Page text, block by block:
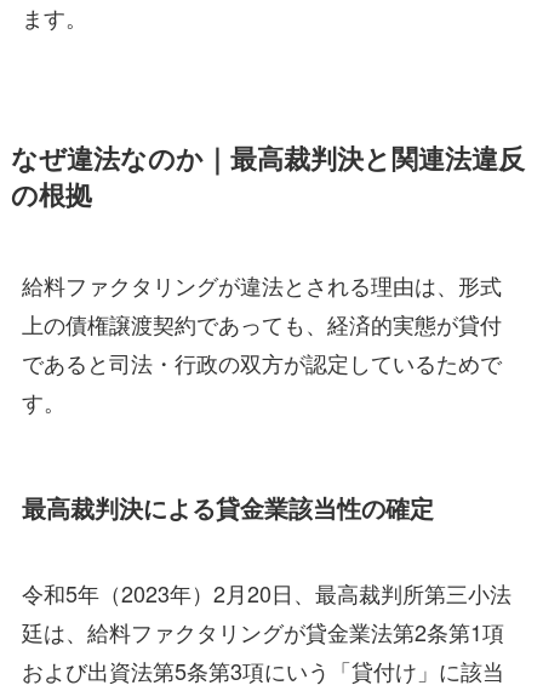
ます。
なぜ違法なのか｜最高裁判決と関連法違反
の根拠
給料ファクタリングが違法とされる理由は、形式
上の債権譲渡契約であっても、経済的実態が貸付
であると司法・行政の双方が認定しているためで
す。
最高裁判決による貸金業該当性の確定
令和5年（2023年）2月20日、最高裁判所第三小法
廷は、給料ファクタリングが貸金業法第2条第1項
および出資法第5条第3項にいう「貸付け」に該当